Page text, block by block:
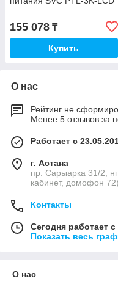
155 078 ₸
Купить
О нас
Рейтинг не
Менее 5 отзывов за
Работает с
г. Астана
пр. Сарыарка 31/2,
кабинет, домофон
Контакты
Сегодня работает
Показать весь
О нас